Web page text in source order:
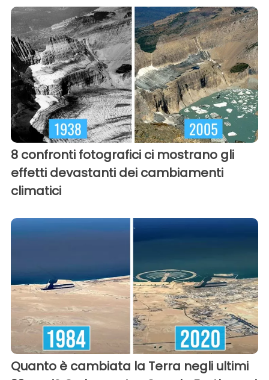
8 confronti fotografici ci mostrano gli
effetti devastanti dei cambiamenti
climatici
Quanto è cambiata la Terra negli ultimi